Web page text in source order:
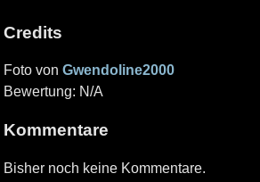
Credits
Foto von Gwendoline2000
Bewertung: N/A
Kommentare
Bisher noch keine Kommentare.